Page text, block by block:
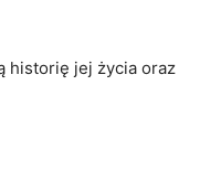
historię jej życia oraz